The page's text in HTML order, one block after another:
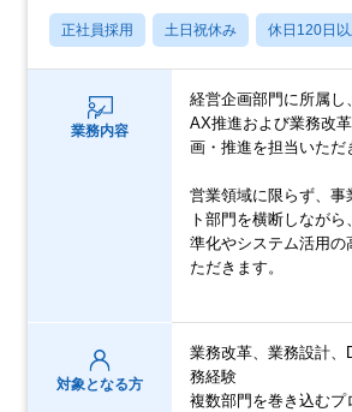
正社員採用 土日祝休み 休日120日
業務内容
経営企画部門に所属し
AX推進および業務改
画・推進を担当いただ
営業領域に限らず、事
ト部門を横断しなが
準化やシステム活用
ただきます。
対象となる方
業務改革、業務設計、
務経験
複数部門を巻き込む